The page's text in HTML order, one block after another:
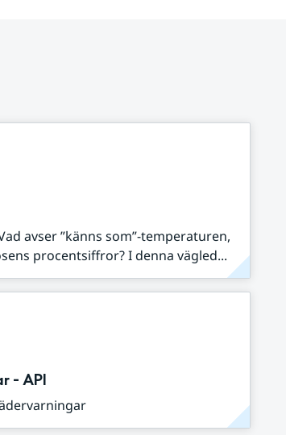
avser ”känns som”-temperaturen,
procentsiffror? I denna vägled...
- API